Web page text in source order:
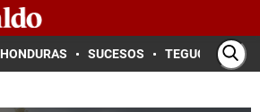
HONDURAS SUCESOS TEGUCIGALPA